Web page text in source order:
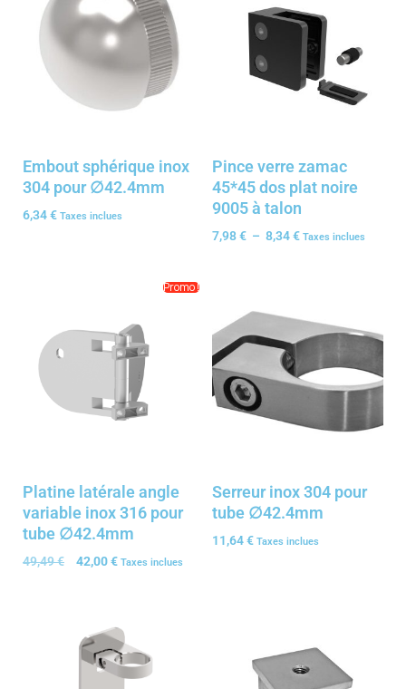
Embout sphérique inox
304 pour ∅42.4mm
6,34€ Taxes inclues
Pince verre zamac
45*45 dos plat noire
9005 à talon
7,98€ – 8,34€ Taxes inclues
Promo !
Platine latérale angle
variable inox 316 pour
tube ∅42.4mm
49,49€ 42,00€ Taxes inclues
Serreur inox 304 pour
tube ∅42.4mm
11,64€ Taxes inclues